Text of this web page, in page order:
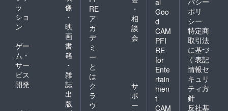
ッ
ショ
ン
像
・
映
画
ゲー
ム・
サー
ビス
開発
書
籍
・
雑
誌
出
版
RE
ア
カ
デ
ミ
ー
と
は
・
相
談
会
ク
ラ
ウ
サ
ポ
ー
al
Goo
d
CAM
PFI
RE
for
Ente
rtain
men
t
CAM
ポリ
シー
特定商
取引法
に基づ
く表記
情報セ
キュリ
ティ方
針
反社基